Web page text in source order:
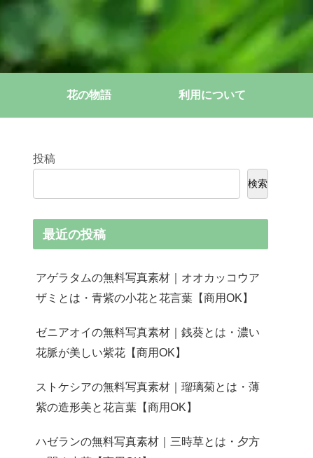
花の物語 利用について
投稿
検索
最近の投稿
アゲラタムの無料写真素材｜オオカッコウア
ザミとは・青紫の小花と花言葉【商用OK】
ゼニアオイの無料写真素材｜銭葵とは・濃い
花脈が美しい紫花【商用OK】
ストケシアの無料写真素材｜瑠璃菊とは・薄
紫の造形美と花言葉【商用OK】
ハゼランの無料写真素材｜三時草とは・夕方